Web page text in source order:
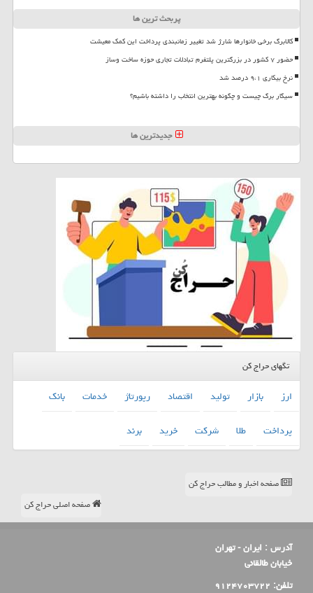
پربحث ترین ها
کالابرگ برخی خانوارها شارژ شد تغییر زمانبندی پرداخت این کمک معیشت
حضور ۷ کشور در بزرگترین پلتفرم تبادلات تجاری حوزه ساخت وساز
نرخ بیکاری ۹،۱ درصد شد
سیگار برگ چیست و چگونه بهترین انتخاب را داشته باشیم؟
جدیدترین ها
تگهای حراج کن
ارز بازار تولید اقتصاد رپورتاژ خدمات
بانك
پرداخت
طلا شركت خرید برند
صفحه اخبار و مطالب حراج کن
صفحه اصلی حراج کن
آدرس : ایران - تهران
خیابان طالقانی
تلفن: ۹۱۲۴۷۰۳۷۲۲